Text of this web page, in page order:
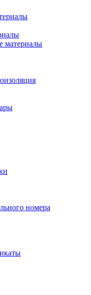
материалы
номера